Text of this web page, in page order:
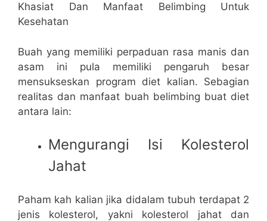
Khasiat Dan Manfaat Belimbing Untuk
Kesehatan
Buah yang memiliki perpaduan rasa manis dan
asam ini pula memiliki pengaruh besar
mensukseskan program diet kalian. Sebagian
realitas dan manfaat buah belimbing buat diet
antara lain:
Mengurangi Isi Kolesterol
Jahat
Paham kah kalian jika didalam tubuh terdapat 2
jenis kolesterol, yakni kolesterol jahat dan